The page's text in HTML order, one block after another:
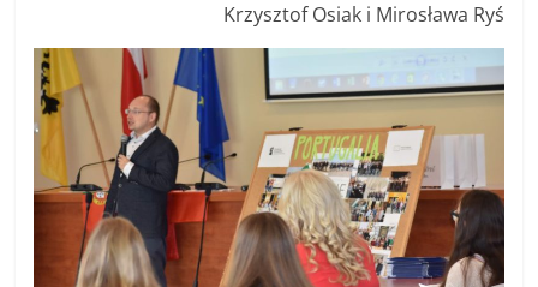
Krzysztof Osiak i Mirosława Ryś